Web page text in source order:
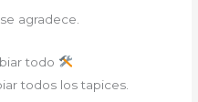
agradece.
todo
todos los tapices.